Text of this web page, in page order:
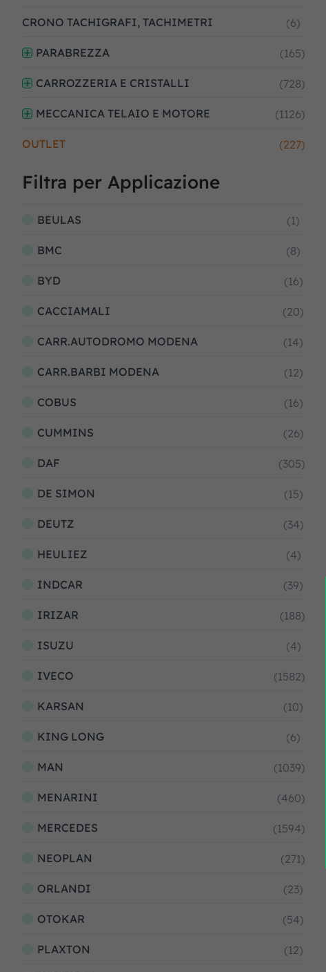
CRONO TACHIGRAFI, TACHIMETRI (6)
PARABREZZA (165)
CARROZZERIA E CRISTALLI (728)
MECCANICA TELAIO E MOTORE (1126)
OUTLET (227)
Filtra per Applicazione
BEULAS (1)
BMC (8)
BYD (16)
CACCIAMALI (20)
CARR.AUTODROMO MODENA (14)
CARR.BARBI MODENA (12)
COBUS (16)
CUMMINS (26)
DAF (305)
DE SIMON (15)
DEUTZ (34)
HEULIEZ (4)
INDCAR (39)
IRIZAR (188)
ISUZU (4)
IVECO (1582)
KARSAN (10)
KING LONG (6)
MAN (1039)
MENARINI (460)
MERCEDES (1594)
NEOPLAN (271)
ORLANDI (23)
OTOKAR (54)
PLAXTON (12)